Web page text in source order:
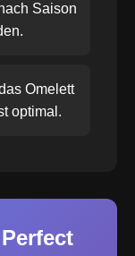
Saison
Omelett
optimal.